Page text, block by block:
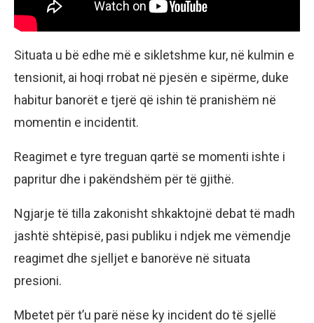
Situata u bë edhe më e sikletshme kur, në kulmin e
tensionit, ai hoqi rrobat në pjesën e sipërme, duke
habitur banorët e tjerë që ishin të pranishëm në
momentin e incidentit.
Reagimet e tyre treguan qartë se momenti ishte i
papritur dhe i pakëndshëm për të gjithë.
Ngjarje të tilla zakonisht shkaktojnë debat të madh
jashtë shtëpisë, pasi publiku i ndjek me vëmendje
reagimet dhe sjelljet e banorëve në situata
presioni.
Mbetet për t’u parë nëse ky incident do të sjellë